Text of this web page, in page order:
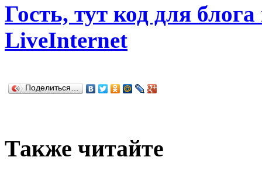
Гость, тут код для
LiveInternet
Поделиться…
Также читайте